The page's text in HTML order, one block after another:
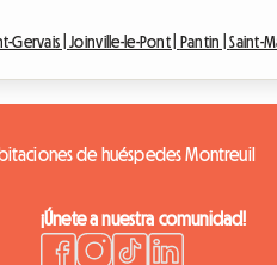
Gervais |Joinville-le-Pont | Pantin |Saint-
de huéspedes Montreuil
¡Únete a nuestra comunidad!